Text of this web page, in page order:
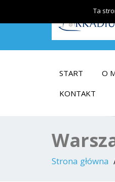
Arkadiusz
START O
KONTAKT
Strona główna
Ta